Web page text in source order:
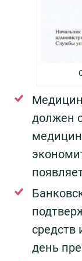
должен
средств
день